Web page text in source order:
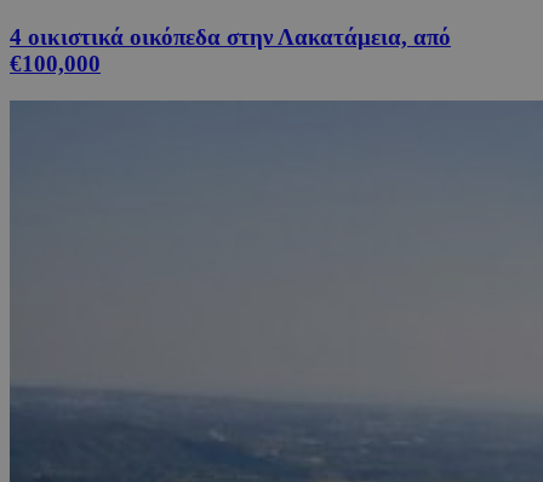
4 οικιστικά οικόπεδα στην Λακατάμεια, από
€100,000